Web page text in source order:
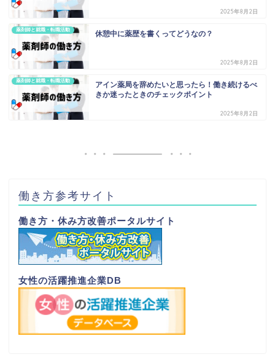
2025年8月2日
薬剤師と就職・転職活動 休憩中に薬歴を書くってどうなの？
2025年8月2日
薬剤師と就職・転職活動
アイン薬局を辞めたいと思ったら！働き続けるべ
きか迷ったときのチェックポイント
2025年8月2日
働き方参考サイト
働き方・休み方改善ポータルサイト
女性の活躍推進企業DB